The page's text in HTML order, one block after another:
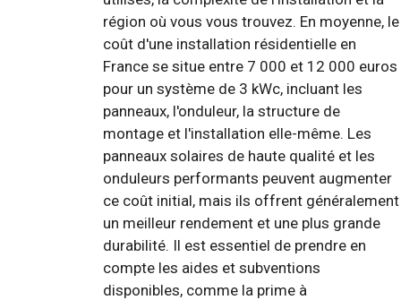
région où vous vous trouvez. En moyenne, le
coût d'une installation résidentielle en
France se situe entre 7 000 et 12 000 euros
pour un système de 3 kWc, incluant les
panneaux, l'onduleur, la structure de
montage et l'installation elle-même. Les
panneaux solaires de haute qualité et les
onduleurs performants peuvent augmenter
ce coût initial, mais ils offrent généralement
un meilleur rendement et une plus grande
durabilité. Il est essentiel de prendre en
compte les aides et subventions
disponibles, comme la prime à